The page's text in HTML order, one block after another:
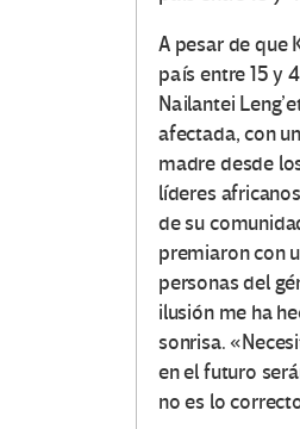
A pesar de que
país entre 15 y
Nailantei
afectada, con
madre desde
líderes
de su
premiaron con
personas del
ilusión me ha
sonrisa.
en el futuro
no es lo